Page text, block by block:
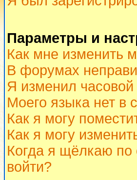
Параметры и
Как мне изменить
В форумах
Я изменил
Моего языка нет в
Как я могу
Как я могу
Когда я щёлкаю по
войти?